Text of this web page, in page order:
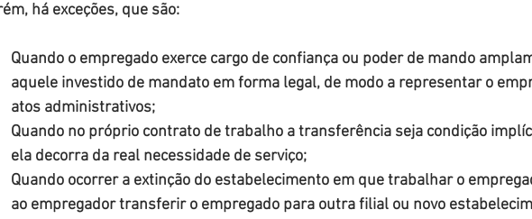
há exceções, que são:
Quando o empregado exerce cargo de confiança ou poder de mando
aquele investido de mandato em forma legal, de modo a representar o
atos administrativos;
Quando no próprio contrato de trabalho a transferência seja condição
ela decorra da real necessidade de serviço;
Quando ocorrer a extinção do estabelecimento em que trabalhar o
ao empregador transferir o empregado para outra filial ou novo